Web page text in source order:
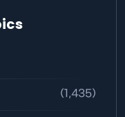
(1,435)